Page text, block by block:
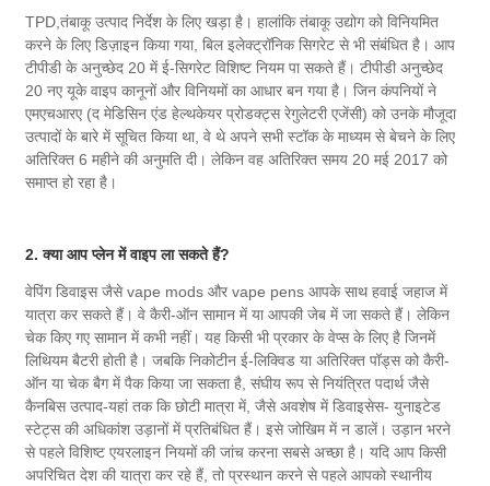
TPD,तंबाकू उत्पाद निर्देश के लिए खड़ा है। हालांकि तंबाकू उद्योग को विनियमित
करने के लिए डिज़ाइन किया गया, बिल इलेक्ट्रॉनिक सिगरेट से भी संबंधित है। आप
टीपीडी के अनुच्छेद 20 में ई-सिगरेट विशिष्ट नियम पा सकते हैं। टीपीडी अनुच्छेद
20 नए यूके वाइप कानूनों और विनियमों का आधार बन गया है। जिन कंपनियों ने
एमएचआरए (द मेडिसिन एंड हेल्थकेयर प्रोडक्ट्स रेगुलेटरी एजेंसी) को उनके मौजूदा
उत्पादों के बारे में सूचित किया था, वे थे अपने सभी स्टॉक के माध्यम से बेचने के लिए
अतिरिक्त 6 महीने की अनुमति दी। लेकिन वह अतिरिक्त समय 20 मई 2017 को
समाप्त हो रहा है।
2. क्या आप प्लेन में वाइप ला सकते हैं?
वेपिंग डिवाइस जैसे vape mods और vape pens आपके साथ हवाई जहाज में
यात्रा कर सकते हैं। वे कैरी-ऑन सामान में या आपकी जेब में जा सकते हैं। लेकिन
चेक किए गए सामान में कभी नहीं। यह किसी भी प्रकार के वेप्स के लिए है जिनमें
लिथियम बैटरी होती है। जबकि निकोटीन ई-लिक्विड या अतिरिक्त पॉड्स को कैरी-
ऑन या चेक बैग में पैक किया जा सकता है, संघीय रूप से नियंत्रित पदार्थ जैसे
कैनबिस उत्पाद-यहां तक ​​​​कि छोटी मात्रा में, जैसे अवशेष में डिवाइसेस- युनाइटेड
स्टेट्स की अधिकांश उड़ानों में प्रतिबंधित हैं। इसे जोखिम में न डालें। उड़ान भरने
से पहले विशिष्ट एयरलाइन नियमों की जांच करना सबसे अच्छा है। यदि आप किसी
अपरिचित देश की यात्रा कर रहे हैं, तो प्रस्थान करने से पहले आपको स्थानीय